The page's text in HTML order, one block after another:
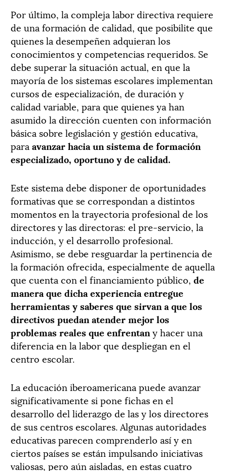
Por último, la compleja labor directiva requiere
de una formación de calidad, que posibilite que
quienes la desempeñen adquieran los
conocimientos y competencias requeridos. Se
debe superar la situación actual, en que la
mayoría de los sistemas escolares implementan
cursos de especialización, de duración y
calidad variable, para que quienes ya han
asumido la dirección cuenten con información
básica sobre legislación y gestión educativa,
para avanzar hacia un sistema de formación
especializado, oportuno y de calidad.
Este sistema debe disponer de oportunidades
formativas que se correspondan a distintos
momentos en la trayectoria profesional de los
directores y las directoras: el pre-servicio, la
inducción, y el desarrollo profesional.
Asimismo, se debe resguardar la pertinencia de
la formación ofrecida, especialmente de aquella
que cuenta con el financiamiento público, de
manera que dicha experiencia entregue
herramientas y saberes que sirvan a que los
directivos puedan atender mejor los
problemas reales que enfrentan y hacer una
diferencia en la labor que despliegan en el
centro escolar.
La educación iberoamericana puede avanzar
significativamente si pone fichas en el
desarrollo del liderazgo de las y los directores
de sus centros escolares. Algunas autoridades
educativas parecen comprenderlo así y en
ciertos países se están impulsando iniciativas
valiosas, pero aún aisladas, en estas cuatro